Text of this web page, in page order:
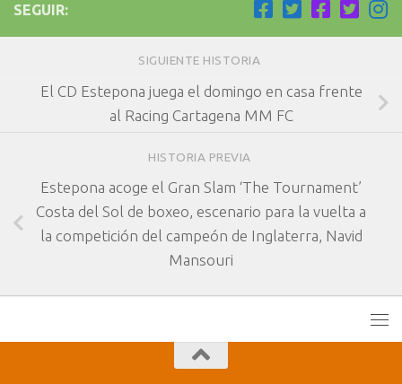
SEGUIR:
SIGUIENTE HISTORIA
El CD Estepona juega el domingo en casa frente
al Racing Cartagena MM FC
HISTORIA PREVIA
Estepona acoge el Gran Slam ‘The Tournament’
Costa del Sol de boxeo, escenario para la vuelta a
la competición del campeón de Inglaterra, Navid
Mansouri